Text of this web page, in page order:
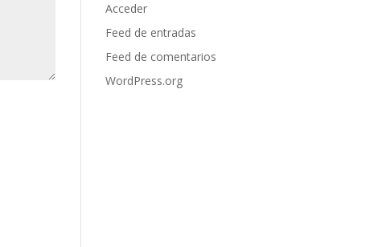
Acceder
Feed de entradas
Feed de comentarios
WordPress.org